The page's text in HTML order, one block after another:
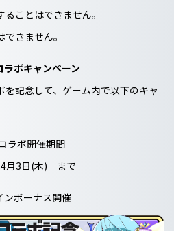
ことはできません。
きません。
ボキャンペーン
を記念して、ゲーム内で以下のキャ
ラボ開催期間
4月3日(木) まで
ボーナス開催